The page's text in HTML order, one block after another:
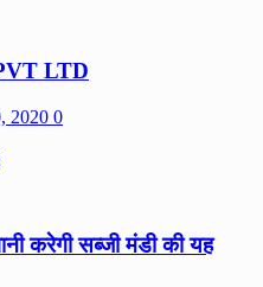
LTD
2020 0
करेगी सब्जी मंडी की यह